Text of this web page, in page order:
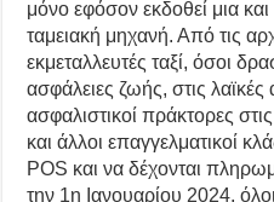
μόνο εφόσον εκδοθεί μια
ταμειακή μηχανή. Από τις
εκμεταλλευτές ταξί, όσοι
ασφάλειες ζωής, στις λαϊκές
ασφαλιστικοί πράκτορες
και άλλοι επαγγελματικοί
POS και να δέχονται
την 1η Ιανουαρίου 2024,